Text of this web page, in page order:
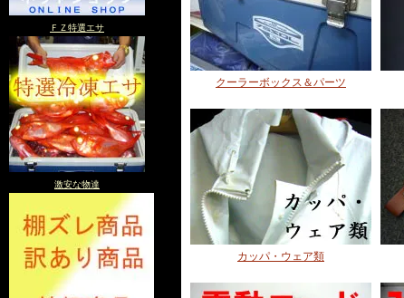
ＦＺ特選エサ
激安な物達
クーラーボックス＆パーツ
カッパ・ウェア類